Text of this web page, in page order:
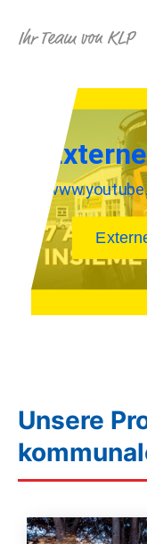
Ihr Team von KLP
Unsere
Mehr lesen